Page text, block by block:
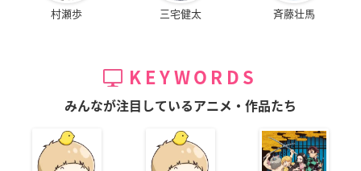
村瀬歩 三宅健太 斉藤壮馬
KEYWORDS
みんなが注目しているアニメ・作品たち